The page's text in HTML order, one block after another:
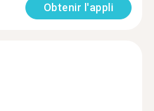
Obtenir l'appli